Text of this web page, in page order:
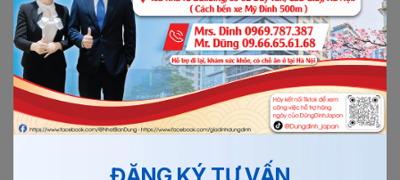
vì thế mà việc làm thêm tăng ca hàng tháng cũng rất...
Xem thêm